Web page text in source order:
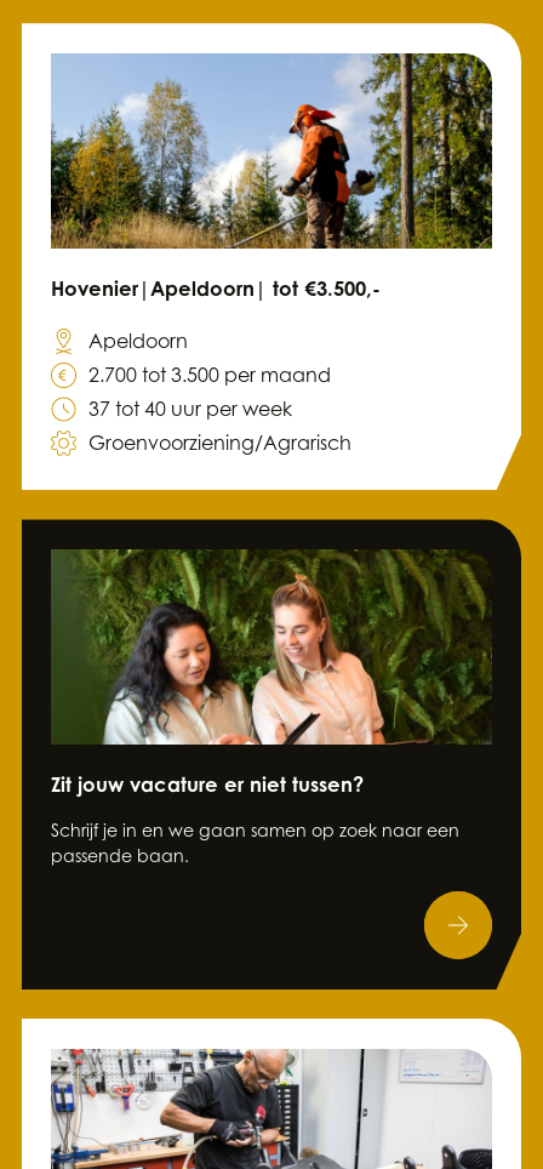
Hovenier|Apeldoorn| tot €3.500,-
Apeldoorn
2.700 tot 3.500 per maand
37 tot 40 uur per week
Groenvoorziening/Agrarisch
Zit jouw vacature er niet tussen?
Schrijf je in en we gaan samen op zoek naar een
passende baan.